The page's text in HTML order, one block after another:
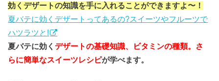
効くデザートの知識を手に入れることができますよ〜！
夏バテに効くデザートってあるの?スイーツやフルーツで
ハツラツと!
夏バテに効くデザートの基礎知識、ビタミンの種類。さ
らに簡単なスイーツレシピが学べます。